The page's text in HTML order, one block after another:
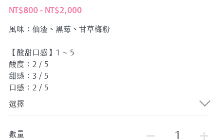
卡布奇諾與成熟濃郁提拉米蘇甜點
晴光商圏に現れたインダストリアルな雰囲
晴光市場裡獨樹一格的沉穩質調咖啡廳
午後品味咖啡時尚穿搭提案！跟著「咖啡空
少」尋訪台北三間私房咖啡廳
BAZAAR 提拉米蘇愛好者
NT$800 - NT$2,000
風味：仙渣、黑莓、甘草梅粉
【酸甜口感】1 ~ 5
酸度：2 / 5
甜感：3 / 5
口感：2 / 5
選擇
數量